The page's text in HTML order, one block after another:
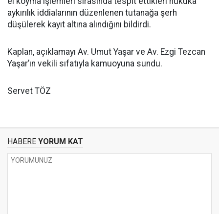
aykırılık iddialarının düzenlenen tutanağa şerh
düşülerek kayıt altına alındığını bildirdi.
Kaplan, açıklamayı Av. Umut Yaşar ve Av. Ezgi Tezcan
Yaşar’ın vekili sıfatıyla kamuoyuna sundu.
Servet TÖZ
HABERE YORUM KAT